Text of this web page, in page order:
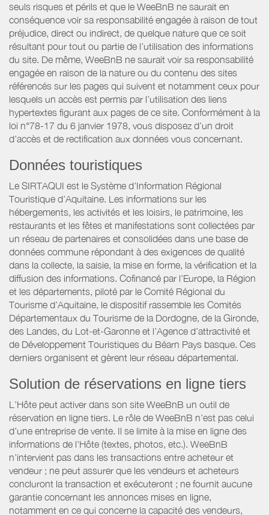
seuls risques et périls et que le WeeBnB ne saurait en
conséquence voir sa responsabilité engagée à raison de tout
préjudice, direct ou indirect, de quelque nature que ce soit
résultant pour tout ou partie de l’utilisation des informations
du site. De même, WeeBnB ne saurait voir sa responsabilité
engagée en raison de la nature ou du contenu des sites
référencés sur les pages qui suivent et notamment ceux pour
lesquels un accès est permis par l’utilisation des liens
hypertextes figurant aux pages de ce site. Conformément à la
loi n°78-17 du 6 janvier 1978, vous disposez d’un droit
d’accès et de rectification aux données vous concernant.
Données touristiques
Le SIRTAQUI est le Système d’Information Régional
Touristique d’Aquitaine. Les informations sur les
hébergements, les activités et les loisirs, le patrimoine, les
restaurants et les fêtes et manifestations sont collectées par
un réseau de partenaires et consolidées dans une base de
données commune répondant à des exigences de qualité
dans la collecte, la saisie, la mise en forme, la vérification et la
diffusion des informations. Cofinancé par l’Europe, la Région
et les départements, piloté par le Comité Régional du
Tourisme d’Aquitaine, le dispositif rassemble les Comités
Départementaux du Tourisme de la Dordogne, de la Gironde,
des Landes, du Lot-et-Garonne et l’Agence d’attractivité et
de Développement Touristiques du Béarn Pays basque. Ces
derniers organisent et gèrent leur réseau départemental.
Solution de réservations en ligne tiers
L’Hôte peut activer dans son site WeeBnB un outil de
réservation en ligne tiers. Le rôle de WeeBnB n’est pas celui
d’une entreprise de vente. Il se limite à la mise en ligne des
informations de l'Hôte (textes, photos, etc.). WeeBnB
n’intervient pas dans les transactions entre acheteur et
vendeur ; ne peut assurer que les vendeurs et acheteurs
concluront la transaction et exécuteront ; ne fournit aucune
garantie concernant les annonces mises en ligne,
notamment en ce qui concerne la capacité des vendeurs,